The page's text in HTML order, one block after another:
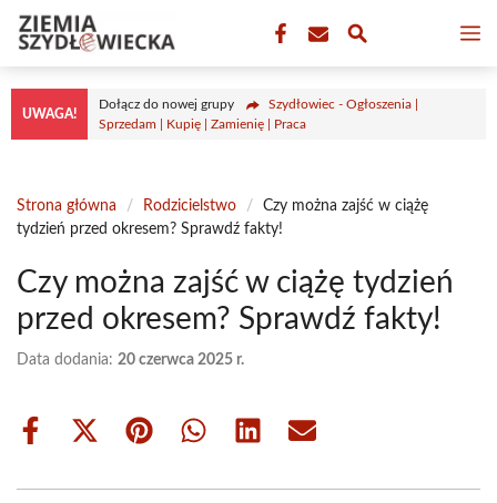
Przejdź
treści
UWAGA!
Dołącz do nowej grupy
Szydłowiec - Ogłoszenia |
Sprzedam | Kupię | Zamienię | Praca
Strona główna / Rodzicielstwo /
Czy można zajść w ciążę
tydzień przed okresem? Sprawdź fakty!
Czy można zajść w ciążę tydzień
przed okresem? Sprawdź fakty!
Data dodania: 20 czerwca 2025 r.
Share
Share
(Twitter)
Share Share Share Share